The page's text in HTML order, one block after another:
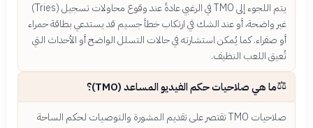
يتم اللجوء إلى TMO في الرغبي عادةً عند وقوع محاولات تسجيل (Tries)
غير واضحة، أو عند الشك في ارتكاب خطأ جسيم قد يستدعي بطاقة حمراء
أو صفراء. كما يُمكن استشارته في حالات التسلل الواضح أو الأحداث التي
تُعيق اللعب النظيف.
⚖️ما هي صلاحيات حكم الفيديو المساعد (TMO)؟
صلاحيات TMO تقتصر على تقديم المشورة والتوصيات لحكم الساحة